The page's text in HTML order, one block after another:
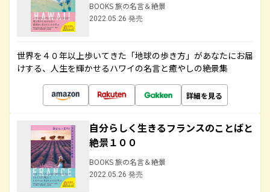
BOOKS 旅の名言＆絶景
2022.05.26 発売
世界を４０年以上歩いてきた「地球の歩き方」があなたにお届
けする、人生を輝かせるハワイの名言と癒やしの絶景集
詳細を見る
自分らしく生きるフランスのことばと
絶景１００
BOOKS 旅の名言＆絶景
2022.05.26 発売